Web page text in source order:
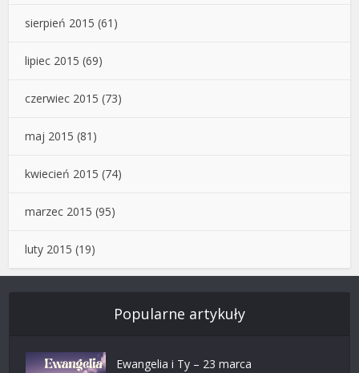
sierpień 2015 (61)
lipiec 2015 (69)
czerwiec 2015 (73)
maj 2015 (81)
kwiecień 2015 (74)
marzec 2015 (95)
luty 2015 (19)
Popularne artykuły
Ewangelia i Ty – 23 marca